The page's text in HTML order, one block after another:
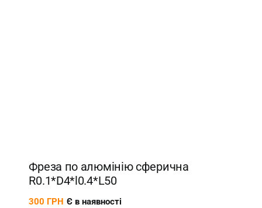
Фреза по алюмінію сферична
R0.1*D4*l0.4*L50
300 ГРН Є в наявності